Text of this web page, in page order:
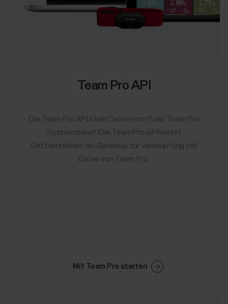
Team Pro API
Die Team Pro API stellt Daten vom Polar Team Pro
System bereit. Die Team Pro API bietet
Drittherstellern ein Gateway zur Verknüpfung mit
Daten von Team Pro.
Mit Team Pro starten